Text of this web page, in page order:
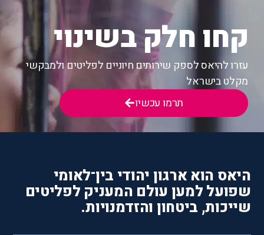
קחו חלק בשינוי
עזרו להיאס לספק שירותים חיוניים לפליטים ולמבקשי
מקלט בישראל
תרמו עכשיו
היאס הוא ארגון יהודי בין־לאומי
שפועל למען עולם המעניק לפליטים
שייכות, ביטחון והזדמנויות.